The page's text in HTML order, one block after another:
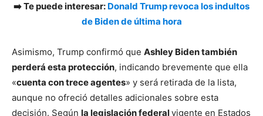
➡️ Te puede interesar: Donald Trump revoca los indultos
de Biden de última hora
Asimismo, Trump confirmó que Ashley Biden también
perderá esta protección, indicando brevemente que ella
«cuenta con trece agentes» y será retirada de la lista,
aunque no ofreció detalles adicionales sobre esta
decisión. Según la legislación federalvigente en Estados